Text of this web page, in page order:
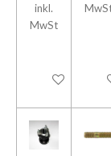
inkl.
MwSt
In den In